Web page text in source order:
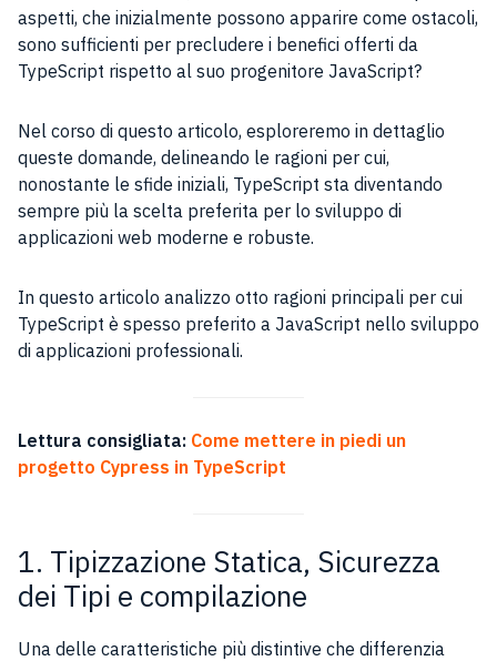
aspetti, che inizialmente possono apparire come ostacoli,
sono sufficienti per precludere i benefici offerti da
TypeScript rispetto al suo progenitore JavaScript?
Nel corso di questo articolo, esploreremo in dettaglio
queste domande, delineando le ragioni per cui,
nonostante le sfide iniziali, TypeScript sta diventando
sempre più la scelta preferita per lo sviluppo di
applicazioni web moderne e robuste.
In questo articolo analizzo otto ragioni principali per cui
TypeScript è spesso preferito a JavaScript nello sviluppo
di applicazioni professionali.
Lettura consigliata: Come mettere in piedi un
progetto Cypress in TypeScript
1. Tipizzazione Statica, Sicurezza
dei Tipi e compilazione
Una delle caratteristiche più distintive che differenzia